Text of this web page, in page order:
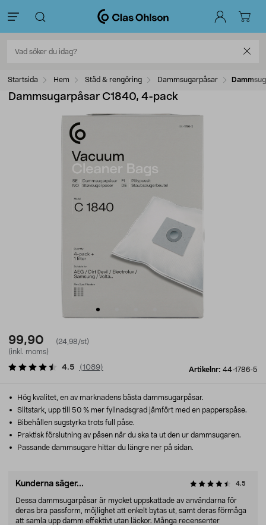
Startsida Hem Städ & rengöring Dammsugarpåsar
Dammsugarpåsar C1840, 4-pack
99,90
(24,98/st)
(inkl. moms)
Artikelnr: 44-1786-5
4.5 (1089)
Hög kvalitet, en av marknadens bästa dammsugarpåsar.
Slitstark, upp till 50 % mer fyllnadsgrad jämfört med en papperspåse.
Bibehållen sugstyrka trots full påse.
Praktisk förslutning av påsen när du ska ta ut den ur dammsugaren.
Passande dammsugare hittar du längre ner på sidan.
Kunderna säger... 4.5
Dessa dammsugarpåsar är mycket uppskattade av användarna för
deras bra passform, möjlighet att enkelt bytas ut, samt deras förmåga
att samla upp damm effektivt utan läckor. Många recensenter